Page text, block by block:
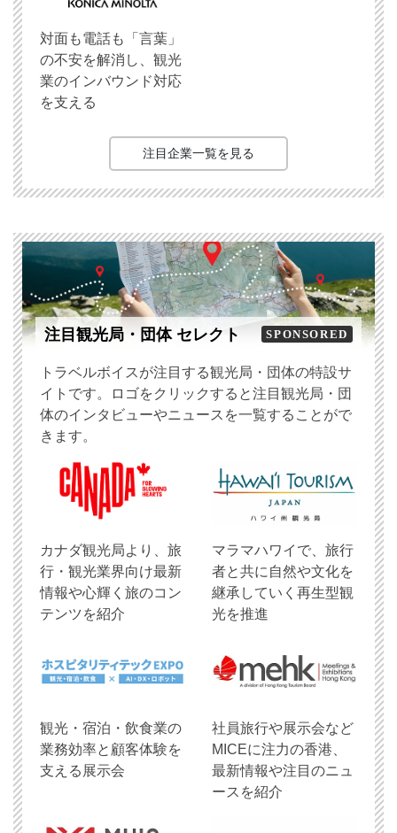
対面も電話も「言葉」
の不安を解消し、観光
業のインバウンド対応
を支える
注目企業一覧を見る
注目観光局・団体 セレクト SPONSORED
トラベルボイスが注目する観光局・団体の特設サ
イトです。ロゴをクリックすると注目観光局・団
体のインタビューやニュースを一覧することがで
きます。
​カナダ観光局より、旅
行・観光業界向け最新
情報や心輝く旅のコン
テンツを紹介
マラマハワイで、旅行
者と共に自然や文化を
継承していく再生型観
光を推進
観光・宿泊・飲食業の
業務効率と顧客体験を
支える展示会
社員旅行や展示会など
MICEに注力の香港、
最新情報や注目のニュ
ースを紹介